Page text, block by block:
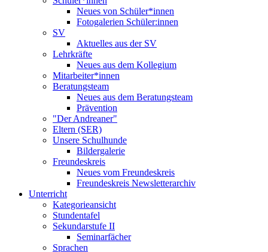
Neues von Schüler*innen
Fotogalerien Schüler:innen
SV
Aktuelles aus der SV
Lehrkräfte
Neues aus dem Kollegium
Mitarbeiter*innen
Beratungsteam
Neues aus dem Beratungsteam
Prävention
"Der Andreaner"
Eltern (SER)
Unsere Schulhunde
Bildergalerie
Freundeskreis
Neues vom Freundeskreis
Freundeskreis Newsletterarchiv
Unterricht
Kategorieansicht
Stundentafel
Sekundarstufe II
Seminarfächer
Sprachen